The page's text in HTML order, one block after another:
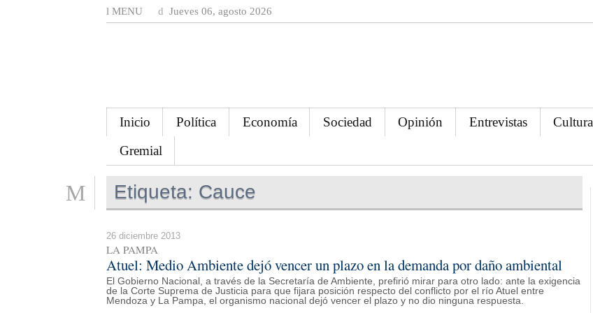
MENU Jueves 06, agosto 2026
Inicio Política Economía Sociedad Opinión Entrevistas Cultura
Gremial
Etiqueta: Cauce
26 diciembre 2013
LA PAMPA
Atuel: Medio Ambiente dejó vencer un plazo en la demanda por daño ambiental
El Gobierno Nacional, a través de la Secretaría de Ambiente, prefirió mirar para otro lado: ante la exigencia
de la Corte Suprema de Justicia para que fijara posición respecto del conflicto por el río Atuel entre
Mendoza y La Pampa, el organismo nacional dejó vencer el plazo y no dio ninguna respuesta.